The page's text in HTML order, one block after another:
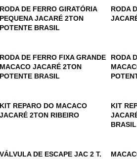
RODA DE FERRO GIRATÓRIA
PEQUENA JACARÉ 2TON
POTENTE BRASIL
RODA
RODA DE FERRO FIXA GRANDE
MACACO JACARÉ 2TON
POTENTE BRASIL
RODA
KIT REPARO DO MACACO
JACARÉ 2TON RIBEIRO
KIT
BRASIL
VÁLVULA DE ESCAPE JAC 2 T.